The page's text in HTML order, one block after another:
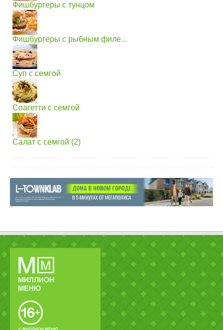
Фишбургеры с тунцом
Фишбургеры с рыбным филе...
Суп с семгой
Спагетти с семгой
Салат с семгой (2)